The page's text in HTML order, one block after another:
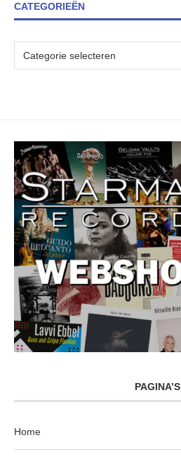
CATEGORIEËN
PAGINA’S
Home